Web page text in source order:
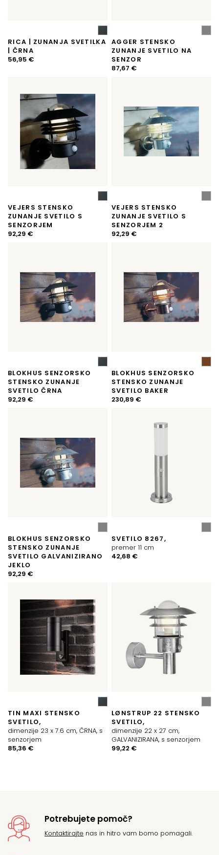
RICA | ZUNANJA SVETILKA
| ČRNA
56,95 €
AGGER STENSKO
ZUNANJE SVETILO NA
SENZOR
87,67 €
VEJERS STENSKO
ZUNANJE SVETILO S
SENZORJEM
92,29 €
VEJERS STENSKO
ZUNANJE SVETILO S
SENZORJEM 2
92,29 €
BLOKHUS SENZORSKO
STENSKO ZUNANJE
SVETILO ČRNA
92,29 €
BLOKHUS SENZORSKO
STENSKO ZUNANJE
SVETILO BAKER
230,89 €
BLOKHUS SENZORSKO
STENSKO ZUNANJE
SVETILO GALVANIZIRANO
JEKLO
92,29 €
SVETILO 8267,
premer 11 cm
42,68 €
TIN MAXI STENSKO
SVETILO,
dimenzije 23 x 7.6 cm, ČRNA, s
senzorjem
85,36 €
LØNSTRUP 22 STENSKO
SVETILO,
dimenzije 22 x 27 cm,
GALVANIZIRANA, s senzorjem
99,22 €
Potrebujete pomoč?
Kontaktirajte nas in hitro vam bomo pomagali.